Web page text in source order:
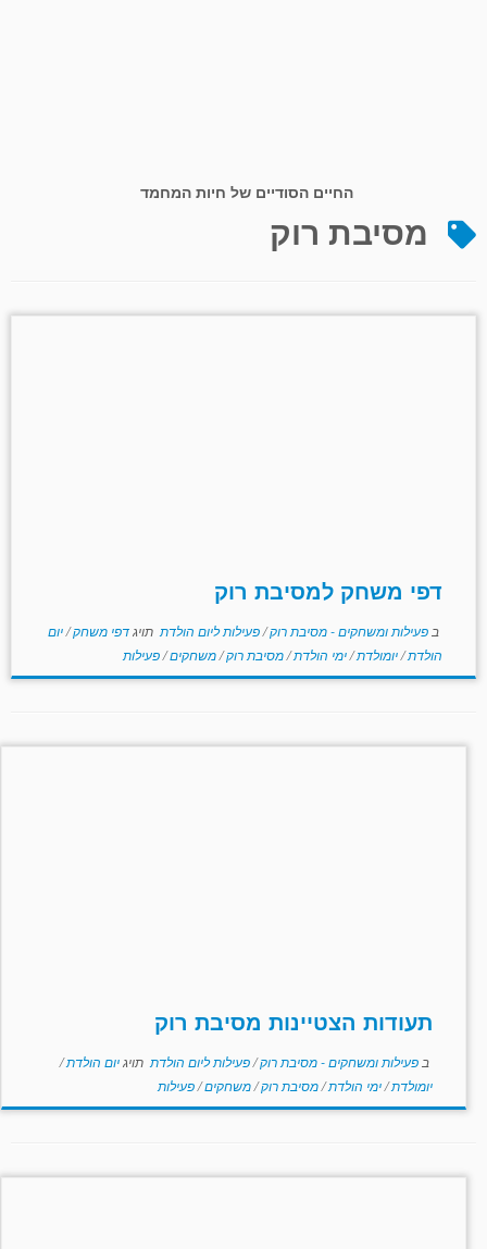
החיים הסודיים של חיות המחמד
מסיבת רוק
דפי משחק למסיבת רוק
ב פעילות ומשחקים - מסיבת רוק/פעילות ליום הולדת תויגדפי משחק/יום
הולדת/יומולדת/ימי הולדת/מסיבת רוק/משחקים/פעילות
תעודות הצטיינות מסיבת רוק
ב פעילות ומשחקים - מסיבת רוק/פעילות ליום הולדת תויגיום הולדת/
יומולדת/ימי הולדת/מסיבת רוק/משחקים/פעילות